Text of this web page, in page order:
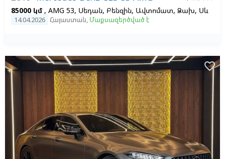
85000 կմ , AMG 53, Սեդան, Բենզին, Ավտոմատ, Ձախ, Սև
14.04.2026 Հայաստան, Մաքսազերծված է
favorite_border